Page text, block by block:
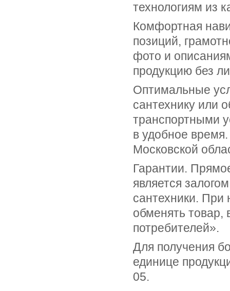
технологиям из
Комфортная
позиций,
фото и
продукцию без
Оптимальные
сантехнику или
транспортными
в удобное
Московской
Гарантии.
является
сантехники. При
обменять товар,
потребителей».
Для получения
единице
05.